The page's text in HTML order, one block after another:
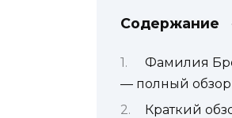
Содержание
Фамилия
— полный
Краткий